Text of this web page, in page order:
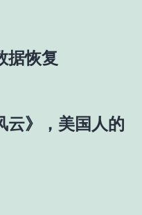
据恢复
云》，美国人的